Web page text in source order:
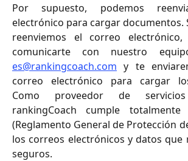
Por supuesto, podemos
electrónico para cargar documentos.
reenviemos el correo electrónico,
comunicarte con nuestro
es@rankingcoach.com y te
correo electrónico para cargar
Como proveedor de servicios
rankingCoach cumple
(Reglamento General de Protección
los correos electrónicos y datos que
seguros.